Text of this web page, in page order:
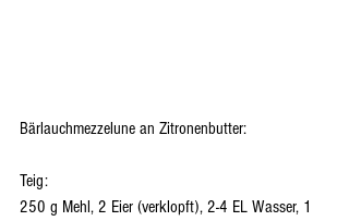
Bärlauchmezzelune an Zitronenbutter:
Teig:
250 g Mehl, 2 Eier (verklopft), 2-4 EL Wasser, 1